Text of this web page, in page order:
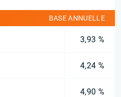
BASE ANNUELLE
3,93 %
4,24 %
4,90 %